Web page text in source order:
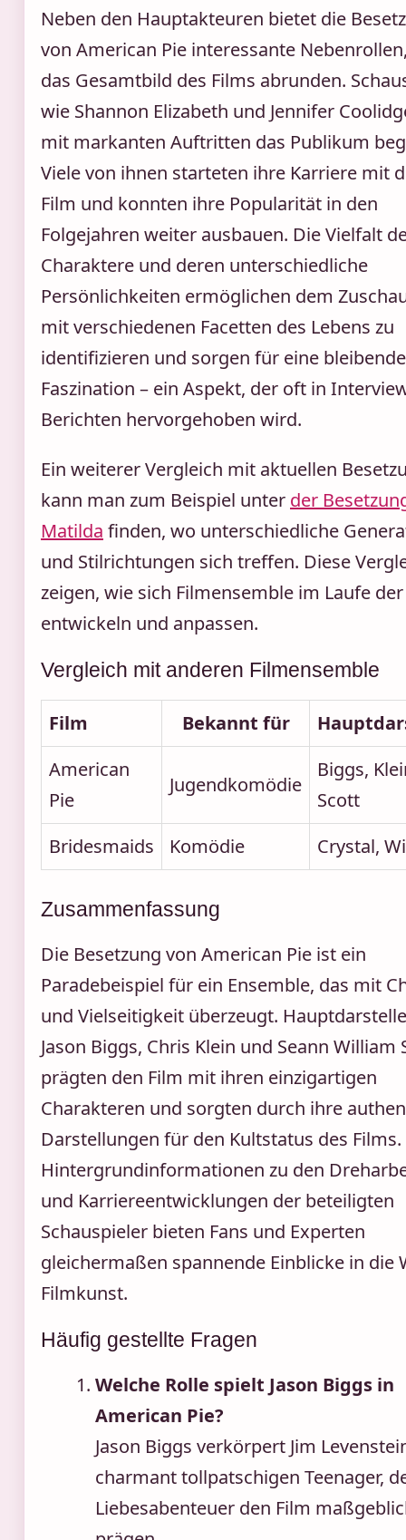
Neben den Hauptakteuren bietet die
von American Pie interessante
das Gesamtbild des Films abrunden.
wie Shannon Elizabeth und Jennifer
mit markanten Auftritten das Publikum
Viele von ihnen starteten ihre Karriere mit
Film und konnten ihre Popularität in den
Folgejahren weiter ausbauen. Die Vielfalt
Charaktere und deren unterschiedliche
Persönlichkeiten ermöglichen dem
mit verschiedenen Facetten des Lebens zu
identifizieren und sorgen für eine bleibende
Faszination – ein Aspekt, der oft in
Berichten hervorgehoben wird.
Ein weiterer Vergleich mit aktuellen
kann man zum Beispiel unter der
Matilda finden, wo unterschiedliche
und Stilrichtungen sich treffen. Diese
zeigen, wie sich Filmensemble im Laufe
entwickeln und anpassen.
Vergleich mit anderen Filmensemble
Film Bekannt für
American
Pie
Jugendkomödie
Biggs,
Scott
Bridesmaids
Komödie Crystal,
Zusammenfassung
Die Besetzung von American Pie ist ein
Paradebeispiel für ein Ensemble, das mit
und Vielseitigkeit überzeugt.
Jason Biggs, Chris Klein und Seann William
prägten den Film mit ihren einzigartigen
Charakteren und sorgten durch ihre
Darstellungen für den Kultstatus des Films.
Hintergrundinformationen zu den
und Karriereentwicklungen der beteiligten
Schauspieler bieten Fans und Experten
gleichermaßen spannende Einblicke in die
Filmkunst.
Häufig gestellte Fragen
Welche Rolle spielt Jason Biggs in
American Pie?
Jason Biggs verkörpert Jim
charmant tollpatschigen Teenager,
Liebesabenteuer den Film